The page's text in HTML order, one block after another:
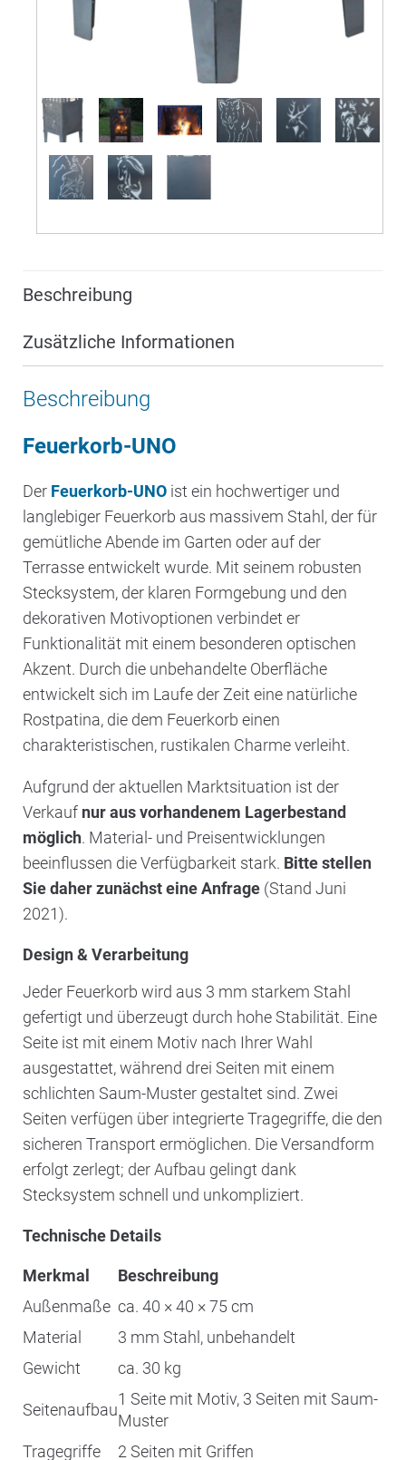
Beschreibung
Zusätzliche Informationen
Beschreibung
Feuerkorb-UNO
Der Feuerkorb-UNO ist ein hochwertiger und
langlebiger Feuerkorb aus massivem Stahl, der für
gemütliche Abende im Garten oder auf der
Terrasse entwickelt wurde. Mit seinem robusten
Stecksystem, der klaren Formgebung und den
dekorativen Motivoptionen verbindet er
Funktionalität mit einem besonderen optischen
Akzent. Durch die unbehandelte Oberfläche
entwickelt sich im Laufe der Zeit eine natürliche
Rostpatina, die dem Feuerkorb einen
charakteristischen, rustikalen Charme verleiht.
Aufgrund der aktuellen Marktsituation ist der
Verkauf nur aus vorhandenem Lagerbestand
möglich. Material- und Preisentwicklungen
beeinflussen die Verfügbarkeit stark. Bitte stellen
Sie daher zunächst eine Anfrage (Stand Juni
2021).
Design & Verarbeitung
Jeder Feuerkorb wird aus 3 mm starkem Stahl
gefertigt und überzeugt durch hohe Stabilität. Eine
Seite ist mit einem Motiv nach Ihrer Wahl
ausgestattet, während drei Seiten mit einem
schlichten Saum-Muster gestaltet sind. Zwei
Seiten verfügen über integrierte Tragegriffe, die den
sicheren Transport ermöglichen. Die Versandform
erfolgt zerlegt; der Aufbau gelingt dank
Stecksystem schnell und unkompliziert.
Technische Details
Merkmal
Beschreibung
Außenmaße ca. 40 × 40 × 75 cm
Material
3 mm Stahl, unbehandelt
Gewicht
ca. 30 kg
Seitenaufbau
1 Seite mit Motiv, 3 Seiten mit Saum-
Muster
Tragegriffe
2 Seiten mit Griffen